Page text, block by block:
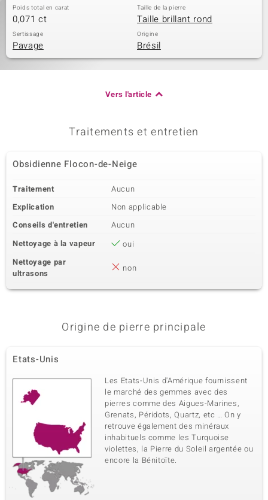
Poids total en carat
0,071 ct
Taille de la pierre
Taille brillant rond
Sertissage
Pavage
Origine
Brésil
Vers l'article
Traitements et entretien
Obsidienne Flocon-de-Neige
Traitement
Aucun
Explication
Non applicable
Conseils d'entretien
Aucun
Nettoyage à la vapeur
oui
Nettoyage par
ultrasons
non
Origine de pierre principale
Etats-Unis
Les Etats-Unis d'Amérique fournissent
le marché des gemmes avec des
pierres comme des Aigues-Marines,
Grenats, Péridots, Quartz, etc … On y
retrouve également des minéraux
inhabituels comme les Turquoise
violettes, la Pierre du Soleil argentée ou
encore la Bénitoïte.